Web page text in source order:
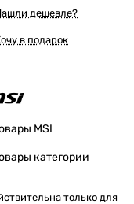
дешевле?
в подарок
MSI
категории
только для